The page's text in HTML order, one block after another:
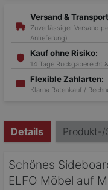
Versand &
Zuverlässiger Versand
Anlieferung)
Kauf ohne Risiko:
14 Tage Rückgaberecht
Flexible Zahlarten:
Klarna Ratenkauf /
Details Produkt-/
Schönes
ELFO Möbel auf